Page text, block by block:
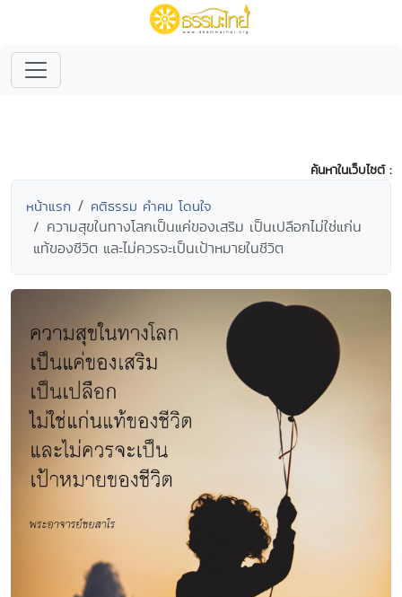
ค้นหาในเว็บไซต์ :
หน้าแรก คติธรรม คำคม โดนใจ
ความสุขในทางโลกเป็นแค่ของเสริม เป็นเปลือกไม่ใช่แก่น
แท้ของชีวิต และไม่ควรจะเป็นเป้าหมายในชีวิต